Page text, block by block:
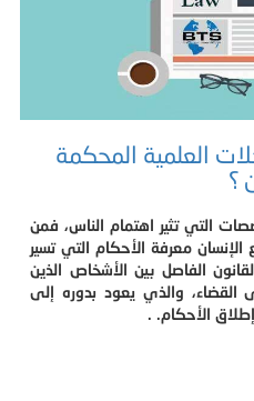
العلمية المحكمة
؟
التي تثير اهتمام الناس، فمن
معرفة الأحكام التي تسير
الفاصل بين الأشخاص الذين
القضاء، والذي يعود بدوره إلى
الأحكام. .